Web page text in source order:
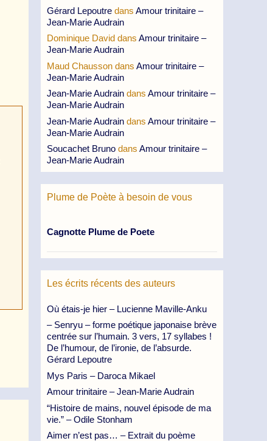
Gérard Lepoutre dans Amour trinitaire –
Jean-Marie Audrain
Dominique David dans Amour trinitaire –
Jean-Marie Audrain
Maud Chausson dans Amour trinitaire –
Jean-Marie Audrain
Jean-Marie Audrain dans Amour trinitaire –
Jean-Marie Audrain
Jean-Marie Audrain dans Amour trinitaire –
Jean-Marie Audrain
Soucachet Bruno dans Amour trinitaire –
Jean-Marie Audrain
Plume de Poète à besoin de vous
Cagnotte Plume de Poete
Les écrits récents des auteurs
Où étais-je hier – Lucienne Maville-Anku
– Senryu – forme poétique japonaise brève
centrée sur l’humain. 3 vers, 17 syllabes !
De l’humour, de l’ironie, de l’absurde.
Gérard Lepoutre
Mys Paris – Daroca Mikael
Amour trinitaire – Jean-Marie Audrain
“Histoire de mains, nouvel épisode de ma
vie.” – Odile Stonham
Aimer n’est pas… – Extrait du poème